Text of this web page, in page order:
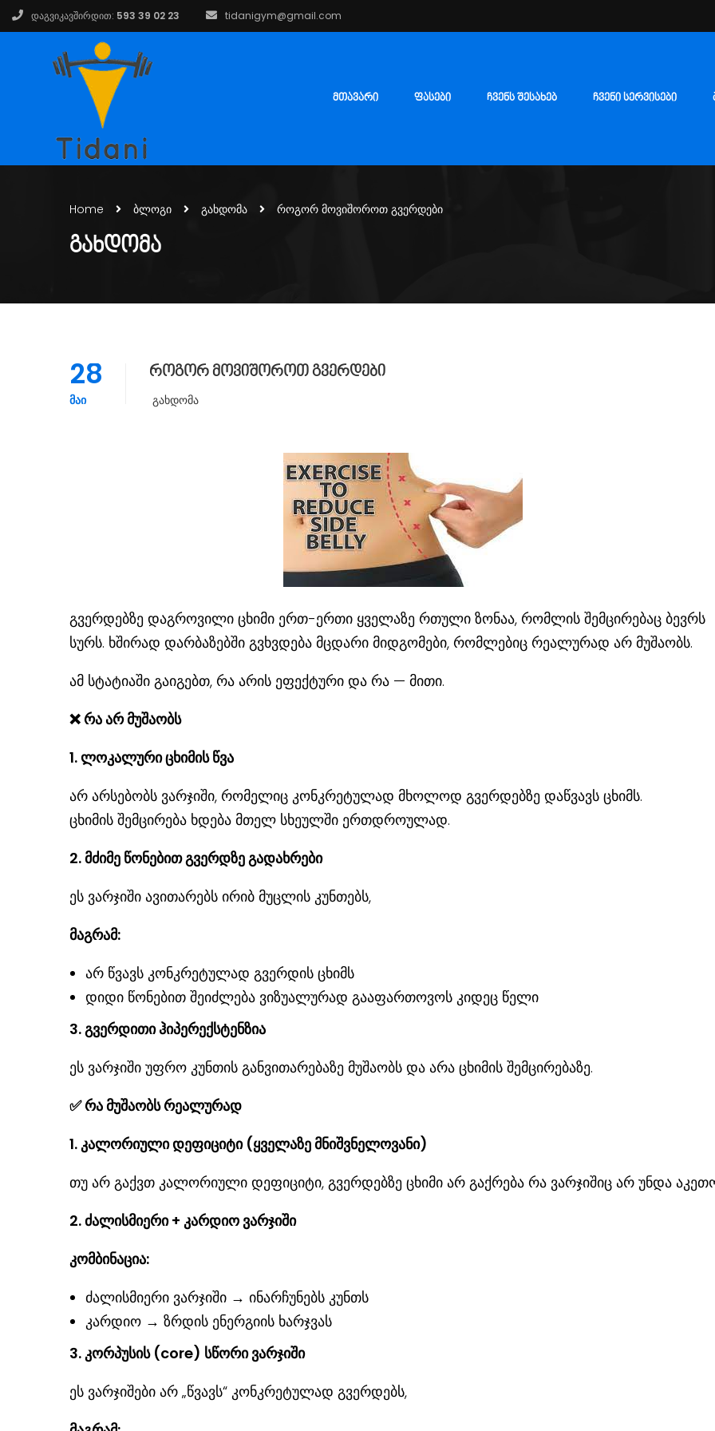
დაგვიკავშირდით: 593 39 02 23 tidanigym@gmail.com
ᲛᲗᲐᲕᲐᲠᲘ ᲤᲐᲡᲔᲑᲘ ᲩᲕᲔᲜᲡ ᲨᲔᲡᲐᲮᲔᲑ ᲩᲕᲔᲜᲘ ᲡᲔᲠᲕᲘᲡᲔᲑᲘ
Home ბლოგი გახდომა როგორ მოვიშოროთ გვერდები
ᲒᲐᲮᲓᲝᲛᲐ
28
ᲛᲐᲘ
როგორ მოვიშოროთ გვერდები
Გახდომა
გვერდებზე დაგროვილი ცხიმი ერთ-ერთი ყველაზე რთული ზონაა, რომლის შემცირებაც ბევრს
სურს. ხშირად დარბაზებში გვხვდება მცდარი მიდგომები, რომლებიც რეალურად არ მუშაობს.
ამ სტატიაში გაიგებთ, რა არის ეფექტური და რა — მითი.
❌რა არ მუშაობს
1. ლოკალური ცხიმის წვა
არ არსებობს ვარჯიში, რომელიც კონკრეტულად მხოლოდ გვერდებზე დაწვავს ცხიმს.
ცხიმის შემცირება ხდება მთელ სხეულში ერთდროულად.
2. მძიმე წონებით გვერდზე გადახრები
ეს ვარჯიში ავითარებს ირიბ მუცლის კუნთებს,
მაგრამ:
არ წვავს კონკრეტულად გვერდის ცხიმს
დიდი წონებით შეიძლება ვიზუალურად გააფართოვოს კიდეც წელი
3. გვერდითი ჰიპერექსტენზია
ეს ვარჯიში უფრო კუნთის განვითარებაზე მუშაობს და არა ცხიმის შემცირებაზე.
✅რა მუშაობს რეალურად
1. კალორიული დეფიციტი (ყველაზე მნიშვნელოვანი)
თუ არ გაქვთ კალორიული დეფიციტი, გვერდებზე ცხიმი არ გაქრება რა ვარჯიშიც არ უნდა
2. ძალისმიერი + კარდიო ვარჯიში
კომბინაცია:
ძალისმიერი ვარჯიში → ინარჩუნებს კუნთს
კარდიო → ზრდის ენერგიის ხარჯვას
3. კორპუსის (core) სწორი ვარჯიში
ეს ვარჯიშები არ „წვავს“ კონკრეტულად გვერდებს,